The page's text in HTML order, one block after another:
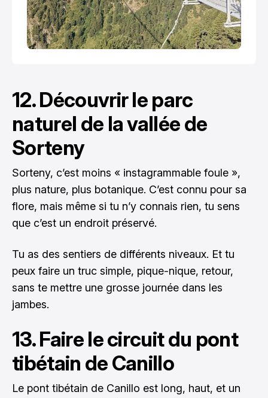
12. Découvrir le parc
naturel de la vallée de
Sorteny
Sorteny, c’est moins « instagrammable foule »,
plus nature, plus botanique. C’est connu pour sa
flore, mais même si tu n’y connais rien, tu sens
que c’est un endroit préservé.
Tu as des sentiers de différents niveaux. Et tu
peux faire un truc simple, pique-nique, retour,
sans te mettre une grosse journée dans les
jambes.
13. Faire le circuit du pont
tibétain de Canillo
Le pont tibétain de Canillo est long, haut, et un